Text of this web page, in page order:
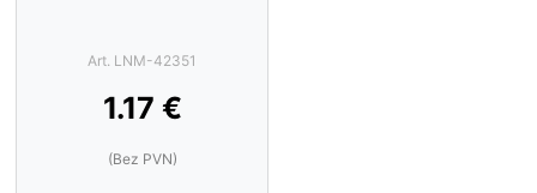
Art. LNM-42351
1.17 €
(Bez PVN)